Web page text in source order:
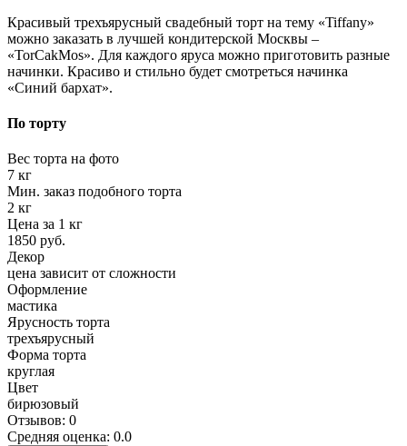
Красивый трехъярусный свадебный торт на тему «Tiffany»
можно заказать в лучшей кондитерской Москвы –
«TorCakMos». Для каждого яруса можно приготовить разные
начинки. Красиво и стильно будет смотреться начинка
«Синий бархат».
По торту
Вес торта на фото
7 кг
Мин. заказ подобного торта
2 кг
Цена за 1 кг
1850 руб.
Декор
цена зависит от сложности
Оформление
мастика
Ярусность торта
трехъярусный
Форма торта
круглая
Цвет
бирюзовый
Отзывов: 0
Средняя оценка: 0.0